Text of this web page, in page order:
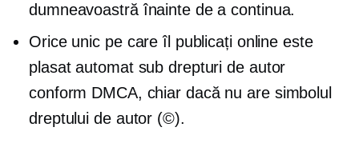
dumneavoastră înainte de a continua.
Orice unic pe care îl publicați online este
plasat automat sub drepturi de autor
conform DMCA, chiar dacă nu are simbolul
dreptului de autor (©).